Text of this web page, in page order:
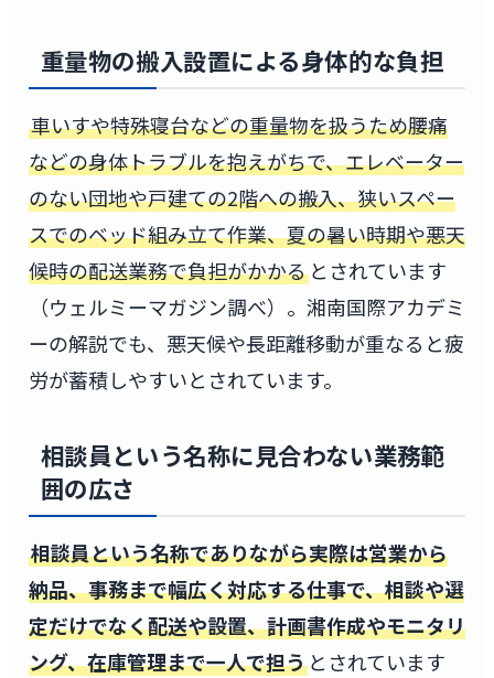
重量物の搬入設置による身体的な負担
車いすや特殊寝台などの重量物を扱うため腰痛
などの身体トラブルを抱えがちで、エレベーター
のない団地や戸建ての2階への搬入、狭いスペー
スでのベッド組み立て作業、夏の暑い時期や悪天
候時の配送業務で負担がかかるとされています
（ウェルミーマガジン調べ）。湘南国際アカデミ
ーの解説でも、悪天候や長距離移動が重なると疲
労が蓄積しやすいとされています。
相談員という名称に見合わない業務範
囲の広さ
相談員という名称でありながら実際は営業から
納品、事務まで幅広く対応する仕事で、相談や選
定だけでなく配送や設置、計画書作成やモニタリ
ング、在庫管理まで一人で担うとされています